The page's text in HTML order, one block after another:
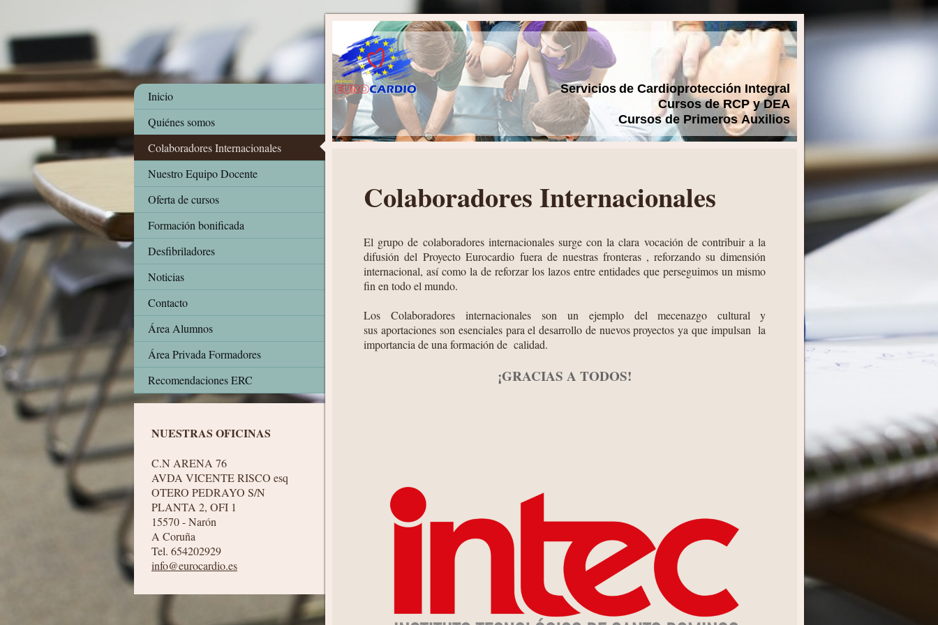
Servicios de Cardioprotección Integral
Cursos de RCP y DEA
Cursos de Primeros Auxilios
Colaboradores Internacionales
El grupo de colaboradores internacionales surge con la clara vocación de contribuir a la
difusión del Proyecto Eurocardio fuera de nuestras fronteras , reforzando su dimensión
internacional, así como la de reforzar los lazos entre entidades que perseguimos un mismo
fin en todo el mundo.
Los Colaboradores internacionales son un ejemplo del mecenazgo cultural y
sus aportaciones son esenciales para el desarrollo de nuevos proyectos ya que impulsan la
importancia de una formación de calidad.
¡GRACIAS A TODOS!
Inicio
Quiénes somos
Colaboradores Internacionales
Nuestro Equipo Docente
Oferta de cursos
Formación bonificada
Desfibriladores
Noticias
Contacto
Área Alumnos
Área Privada Formadores
Recomendaciones ERC
NUESTRAS OFICINAS
C.N ARENA 76
AVDA VICENTE RISCO esq
OTERO PEDRAYO S/N
PLANTA 2, OFI 1
15570 - Narón
A Coruña
Tel. 654202929
info@eurocardio.es